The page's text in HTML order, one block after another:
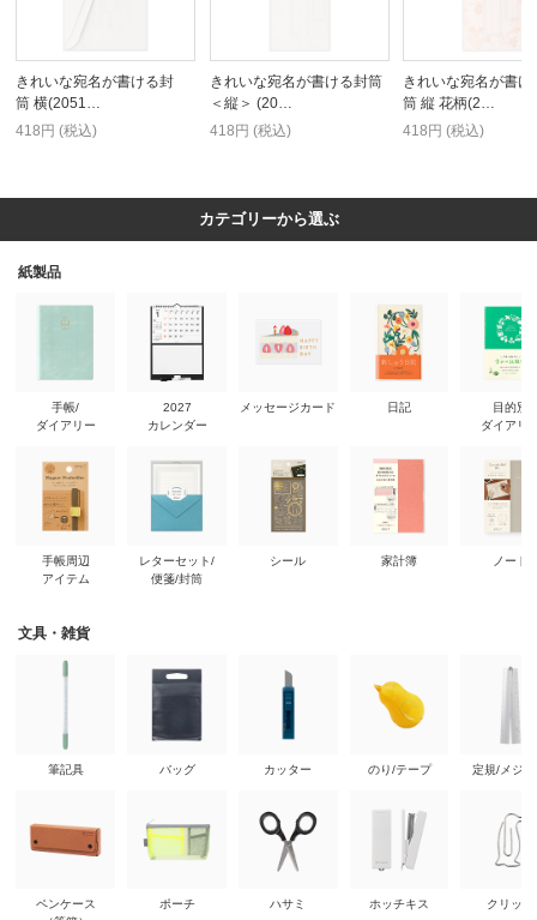
きれいな宛名が書ける封
筒 横(2051…
418円 (税込)
きれいな宛名が書ける封筒
＜縦＞ (20…
418円 (税込)
きれいな宛名が書け
筒 縦 花柄(2…
418円 (税込)
カテゴリーから選ぶ
紙製品
手帳/
ダイアリー
手帳周辺
アイテム
2027
カレンダー
レターセット/
便箋/封筒
メッセージカード
シール
日記
家計簿
目的別
ダイアリ
ノート
文具・雑貨
筆記具
ペンケース
バッグ
ポーチ
カッター
ハサミ
のり/テープ
ホッチキス
定規/メジ
クリップ